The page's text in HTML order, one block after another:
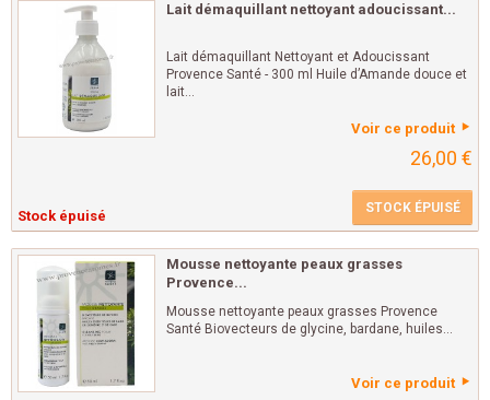
Lait démaquillant nettoyant adoucissant...
Lait démaquillant Nettoyant et Adoucissant
Provence Santé - 300 ml Huile d’Amande douce et
lait...
Voir ce produit
26,00 €
Stock épuisé STOCK ÉPUISÉ
Mousse nettoyante peaux grasses
Provence...
Mousse nettoyante peaux grasses Provence
Santé Biovecteurs de glycine, bardane, huiles...
Voir ce produit